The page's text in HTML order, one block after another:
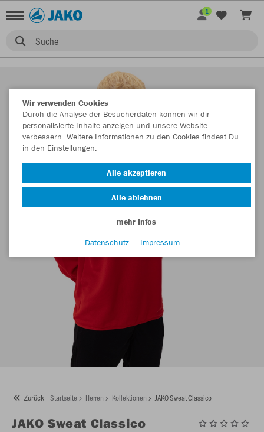
Suche
1
Zurück Startseite Herren Kollektionen JAKO Sweat Classico
JAKO Sweat Classico
Wir verwenden Cookies
Durch die Analyse der Besucherdaten können wir dir
personalisierte Inhalte anzeigen und unsere Website
verbessern. Weitere Informationen zu den Cookies findest Du
in den Einstellungen.
Alle akzeptieren
Alle ablehnen
mehr Infos
Datenschutz
Impressum